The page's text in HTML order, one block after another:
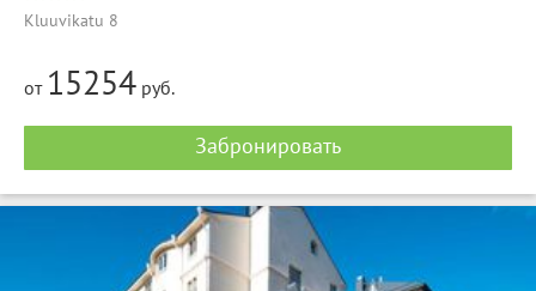
Kluuvikatu 8
от 15254 руб.
Забронировать